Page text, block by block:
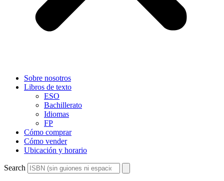
Sobre nosotros
Libros de texto
ESO
Bachillerato
Idiomas
FP
Cómo comprar
Cómo vender
Ubicación y horario
Search